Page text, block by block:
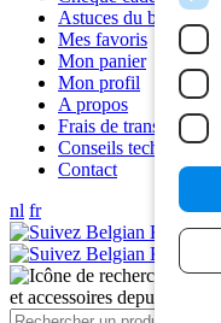
Astuces du bassin
Mes favoris
Mon panier
Mon profil
A propos
Frais de transport
Conseils techniques
Contact
nl fr